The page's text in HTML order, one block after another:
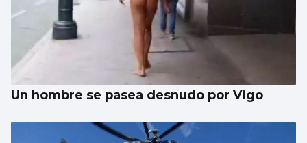
Un hombre se pasea desnudo por Vigo